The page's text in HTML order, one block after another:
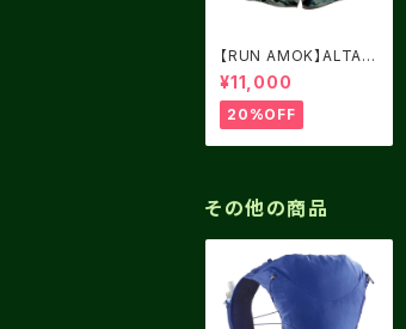
【RUN AMOK】ALTA
5" FOREST
¥11,000
20%OFF
その他の商品